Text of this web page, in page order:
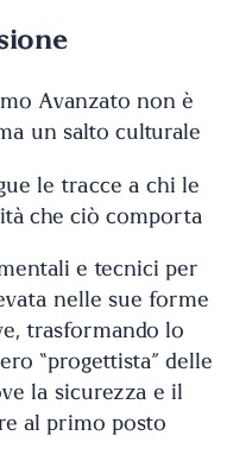
Avanzato non è
un salto culturale
le tracce a chi le
che ciò comporta
e tecnici per
nelle sue forme
trasformando lo
“progettista” delle
la sicurezza e il
al primo posto